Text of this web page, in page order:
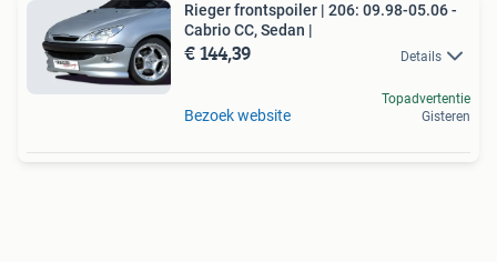
Rieger frontspoiler | 206: 09.98-05.06 -
Cabrio CC, Sedan |
€ 144,39 Details
Bezoek website
Topadvertentie
Gisteren